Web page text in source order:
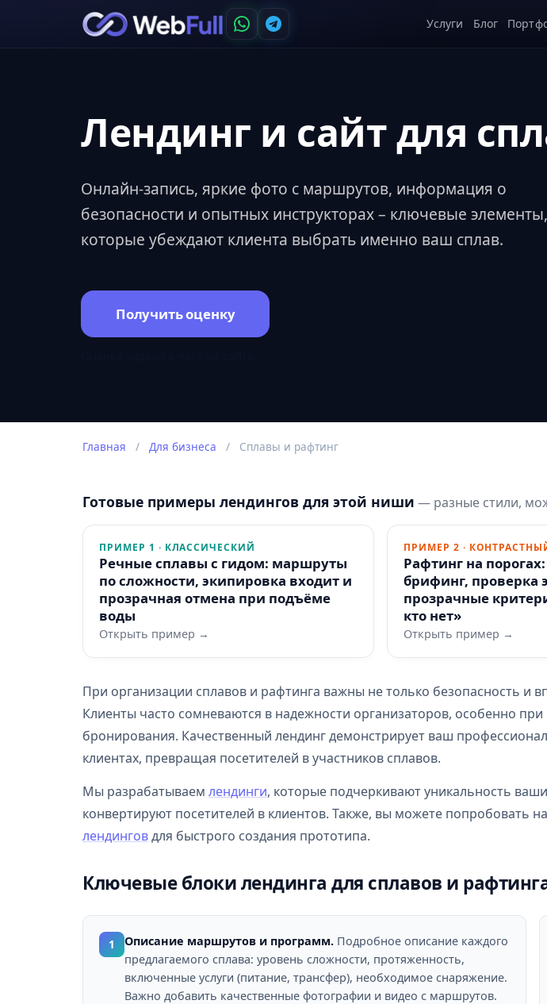
Услуги Блог
Лендинг и сайт для
Онлайн-запись, яркие фото с маршрутов, информация о
безопасности и опытных инструкторах – ключевые элементы,
которые убеждают клиента выбрать именно ваш сплав.
Получить оценку
Главная / Для бизнеса / Сплавы и рафтинг
Готовые примеры лендингов для этой ниши — разные стили,
ПРИМЕР 1 · КЛАССИЧЕСКИЙ
Речные сплавы с гидом: маршруты
по сложности, экипировка входит и
прозрачная отмена при подъёме
воды
Открыть пример →
ПРИМЕР 2 ·
Рафтинг на
брифинг, проверка
прозрачные
кто нет»
Открыть пример →
При организации сплавов и рафтинга важны не только безопасность и
Клиенты часто сомневаются в надежности организаторов, особенно
бронирования. Качественный лендинг демонстрирует ваш
клиентах, превращая посетителей в участников сплавов.
Мы разрабатываем лендинги, которые подчеркивают уникальность
конвертируют посетителей в клиентов. Также, вы можете попробовать
лендинговдля быстрого создания прототипа.
Ключевые блоки лендинга для сплавов и
1 Описание маршрутов и программ. Подробное описание каждого
предлагаемого сплава: уровень сложности, протяженность,
включенные услуги (питание, трансфер), необходимое снаряжение.
Важно добавить качественные фотографии и видео с маршрутов.